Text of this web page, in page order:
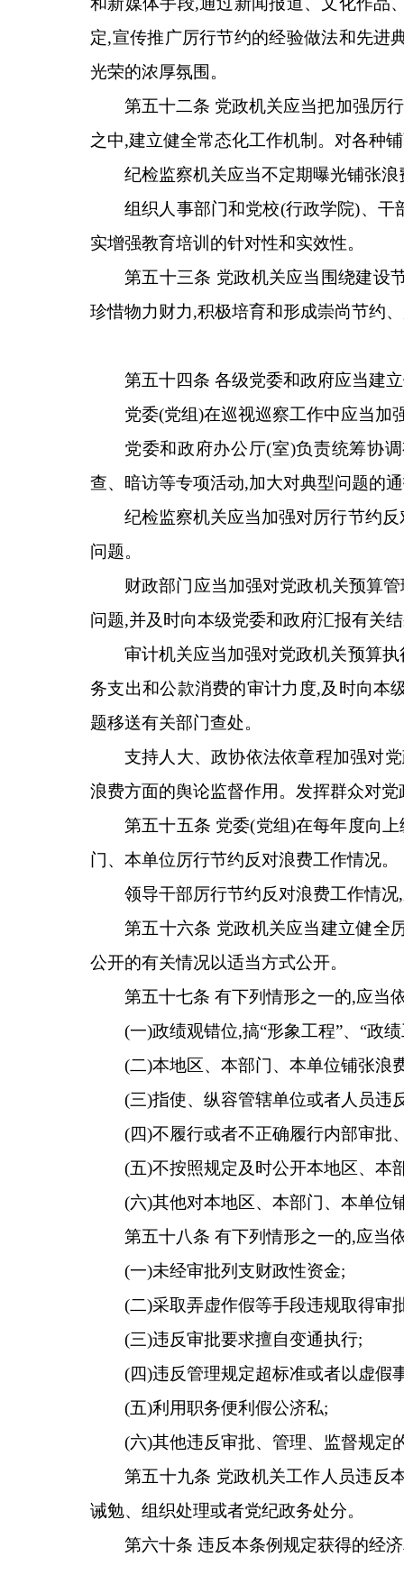
定,宣传推广厉行节约的经验做法和先进
光荣的浓厚氛围。
第五十二条 党政机关应当把加强厉
之中,建立健全常态化工作机制。对各种
纪检监察机关应当不定期曝光铺张
组织人事部门和党校(行政学院)、
实增强教育培训的针对性和实效性。
第五十三条 党政机关应当围绕建设
珍惜物力财力,积极培育和形成崇尚节约
第五十四条 各级党委和政府应当建
党委(党组)在巡视巡察工作中应当加
党委和政府办公厅(室)负责统筹协
查、暗访等专项活动,加大对典型问题的
纪检监察机关应当加强对厉行节约
问题。
财政部门应当加强对党政机关预算
问题,并及时向本级党委和政府汇报有关
审计机关应当加强对党政机关预算
务支出和公款消费的审计力度,及时向本
题移送有关部门查处。
支持人大、政协依法依章程加强对
浪费方面的舆论监督作用。发挥群众对
第五十五条 党委(党组)在每年度向
门、本单位厉行节约反对浪费工作情况。
领导干部厉行节约反对浪费工作情
第五十六条 党政机关应当建立健全
公开的有关情况以适当方式公开。
第五十七条 有下列情形之一的,应当
(一)政绩观错位,搞“形象工程”、“政
(二)本地区、本部门、本单位铺张浪
(三)指使、纵容管辖单位或者人员违
(四)不履行或者不正确履行内部审批
(五)不按照规定及时公开本地区、本
(六)其他对本地区、本部门、本单位
第五十八条 有下列情形之一的,应当
(一)未经审批列支财政性资金;
(二)采取弄虚作假等手段违规取得审
(三)违反审批要求擅自变通执行;
(四)违反管理规定超标准或者以虚假
(五)利用职务便利假公济私;
(六)其他违反审批、管理、监督规定
第五十九条 党政机关工作人员违反
诫勉、组织处理或者党纪政务处分。
第六十条 违反本条例规定获得的经